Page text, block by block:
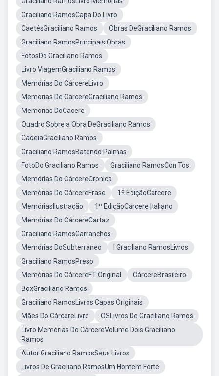
Graciliano RamosCapa Do Livro
CaetésGraciliano Ramos
Obras DeGraciliano Ramos
Graciliano RamosPrincipais Obras
FotosDo Graciliano Ramos
Livro ViagemGraciliano Ramos
Memórias Do CárcereLivro
Memorias De CarcereGraciliano Ramos
Memorias DoCacere
Quadro Sobre a Obra DeGraciliano Ramos
CadeiaGraciliano Ramos
Graciliano RamosBatendo Palmas
FotoDo Graciliano Ramos
Graciliano RamosCon Tos
Memórias Do CárcereCronica
Memórias Do CárcereFrase
1º EdiçãoCárcere
MemóriasIlustração
1º EdiçãoCárcere Italiano
Memórias Do CárcereCartaz
Graciliano RamosGarranchos
Memórias DoSubterrâneo
I Graciliano RamosLivros
Graciliano RamosPreso
Memórias Do CárcereFT Original
CárcereBrasileiro
BoxGraciliano Ramos
Graciliano RamosLivros Capas Originais
Mães Do CárcereLivro
OSLivros De Graciliano Ramos
Livro Memórias Do CárcereVolume Dois Graciliano
Ramos
Autor Graciliano RamosSeus Livros
Livros De Graciliano RamosUm Homem Forte